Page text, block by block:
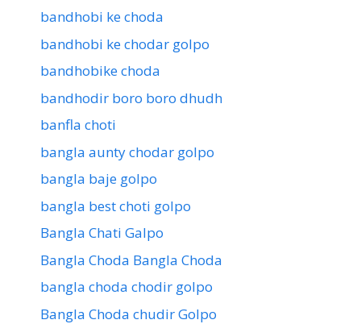
bandhobi ke choda
bandhobi ke chodar golpo
bandhobike choda
bandhodir boro boro dhudh
banfla choti
bangla aunty chodar golpo
bangla baje golpo
bangla best choti golpo
Bangla Chati Galpo
Bangla Choda Bangla Choda
bangla choda chodir golpo
Bangla Choda chudir Golpo